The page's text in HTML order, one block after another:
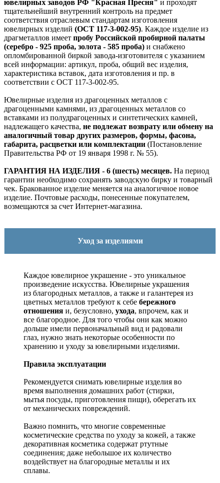
ювелирных заводов РФ "Красная Пресня" и проходят
тщательнейший внутренний контроль на предмет
соответствия отраслевым стандартам изготовления
ювелирных изделий (ОСТ 117-3-002-95). Каждое изделие из
драгметаллов имеет пробу Российской пробирной палаты
(серебро - 925 проба, золота - 585 проба) и снабжено
опломбированной биркой завода-изготовителя с указанием
всей информации: артикул, проба, общий вес изделия,
характеристика вставок, дата изготовления и пр. в
соответствии с ОСТ 117-3-002-95.
Ювелирные изделия из драгоценных металлов с
драгоценными камнями, из драгоценных металлов со
вставками из полудрагоценных и синтетических камней,
надлежащего качества, не подлежат возврату или обмену на
аналогичный товар других размеров, формы, фасона,
габарита, расцветки или комплектации (Постановление
Правительства РФ от 19 января 1998 г. № 55).
ГАРАНТИЯ НА ИЗДЕЛИЯ - 6 (шесть) месяцев. На период
гарантии необходимо сохранять заводскую бирку и товарный
чек. Бракованное изделие меняется на аналогичное новое
изделие. Почтовые расходы, понесенные покупателем,
возмещаются за счет Интернет-магазина.
Уход за изделиями
Каждое ювелирное украшение - это уникальное
произведение искусства. Ювелирные украшения
из благородных металлов, а также и галантерея из
цветных металлов требуют к себе бережного
отношения и, безусловно, ухода, впрочем, как и
все благородное. Для того чтобы они как можно
дольше имели первоначальный вид и радовали
глаз, нужно знать некоторые особенности по
хранению и уходу за ювелирными изделиями.
Правила эксплуатации
Рекомендуется снимать ювелирные изделия во
время выполнения домашних работ (стирки,
мытья посуды, приготовления пищи), оберегать их
от механических повреждений.
Важно помнить, что многие современные
косметические средства по уходу за кожей, а также
декоративная косметика содержат ртутные
соединения; даже небольшое их количество
воздействует на благородные металлы и их
сплавы.